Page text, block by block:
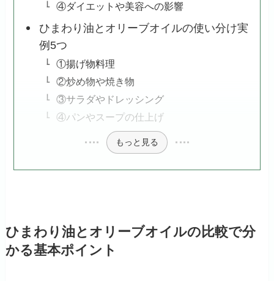
④ダイエットや美容への影響
ひまわり油とオリーブオイルの使い分け実
例5つ
①揚げ物料理
②炒め物や焼き物
③サラダやドレッシング
④パンやスープの仕上げ
もっと見る
ひまわり油とオリーブオイルの比較で分
かる基本ポイント